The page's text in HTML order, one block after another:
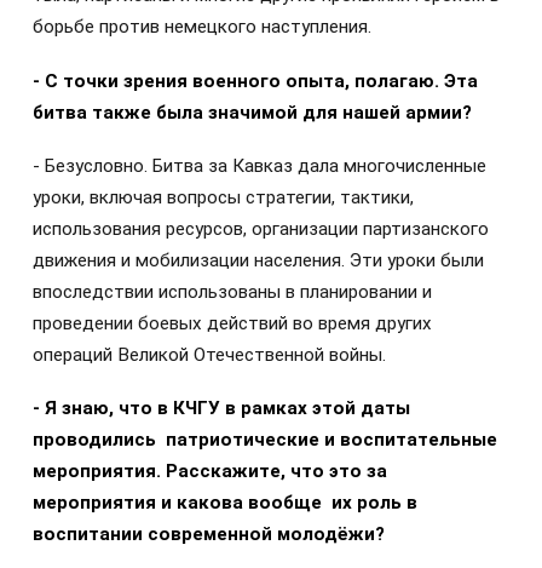
борьбе против немецкого наступления.
- С точки зрения военного опыта, полагаю. Эта
битва также была значимой для нашей армии?
- Безусловно. Битва за Кавказ дала многочисленные
уроки, включая вопросы стратегии, тактики,
использования ресурсов, организации партизанского
движения и мобилизации населения. Эти уроки были
впоследствии использованы в планировании и
проведении боевых действий во время других
операций Великой Отечественной войны.
- Я знаю, что в КЧГУ в рамках этой даты
проводились патриотические и воспитательные
мероприятия. Расскажите, что это за
мероприятия и какова вообще их роль в
воспитании современной молодёжи?